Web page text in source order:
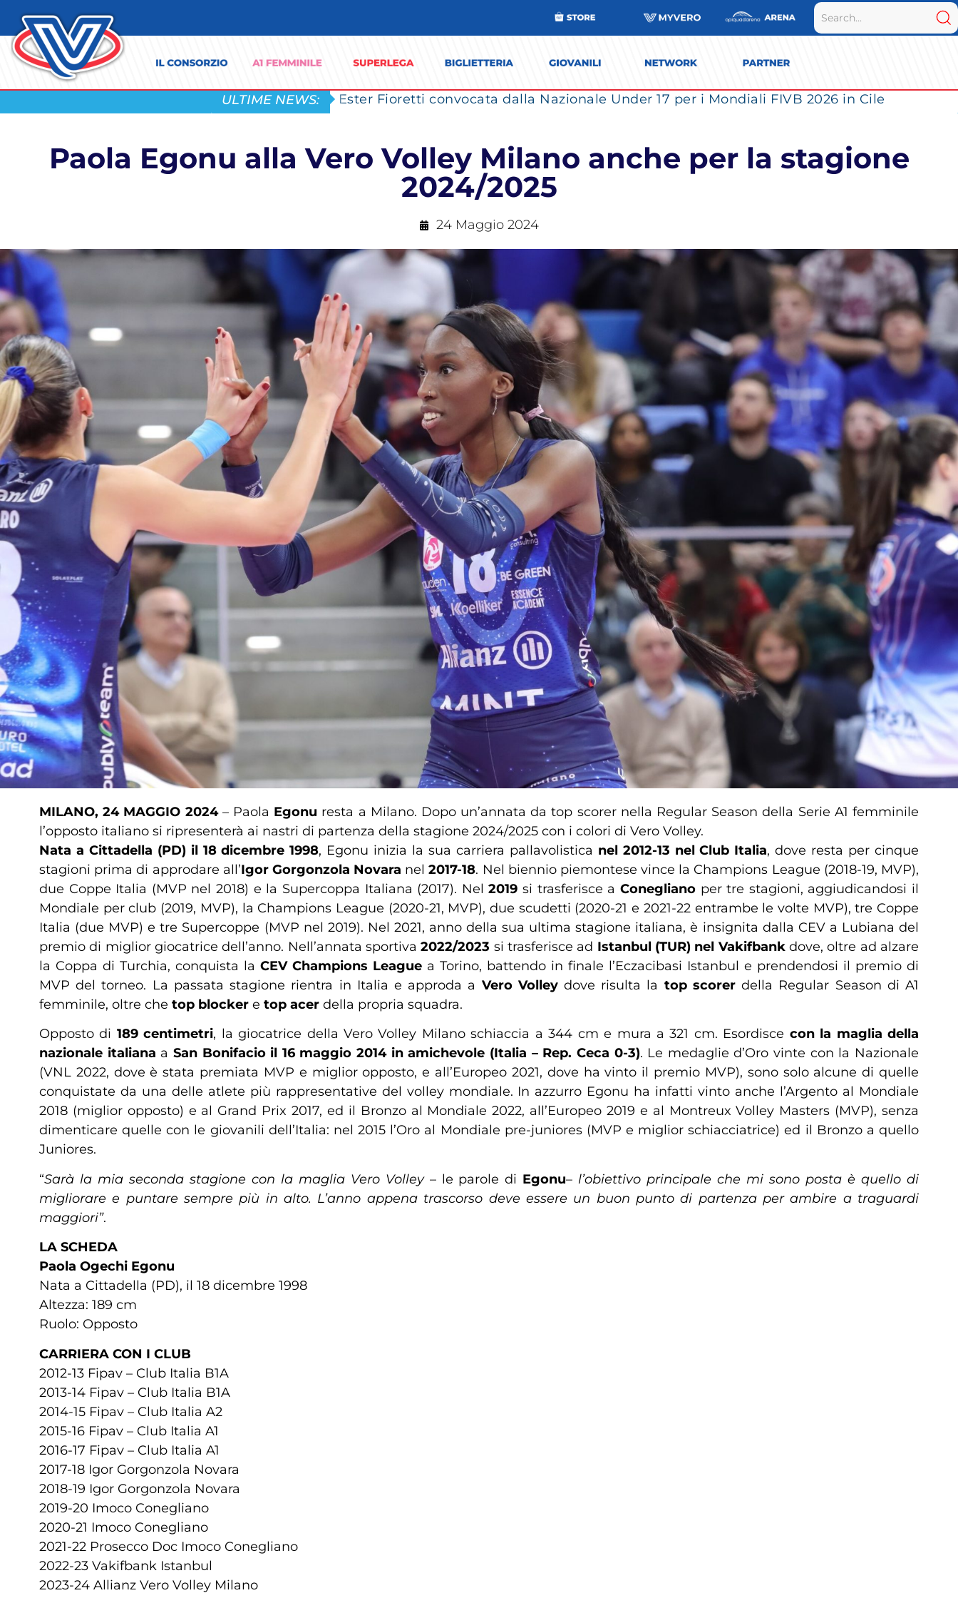
ULTIME NEWS: Ester Fioretti convocata dalla Nazionale Under 17 per i Mondiali FIVB 2026 in Cile
Paola Egonu alla Vero Volley Milano anche per la stagione
2024/2025
24 Maggio 2024
MILANO, 24 MAGGIO 2024 – Paola Egonu resta a Milano. Dopo un’annata da top scorer nella Regular Season della Serie A1 femminile
l’opposto italiano si ripresenterà ai nastri di partenza della stagione 2024/2025 con i colori di Vero Volley.
Nata a Cittadella (PD) il 18 dicembre 1998, Egonu inizia la sua carriera pallavolistica nel 2012-13 nel Club Italia, dove resta per cinque
stagioni prima di approdare all’Igor Gorgonzola Novara nel2017-18. Nel biennio piemontese vince la Champions League (2018-19, MVP),
due Coppe Italia (MVP nel 2018) e la Supercoppa Italiana (2017). Nel2019 si trasferisce a Coneglianoper tre stagioni, aggiudicandosi il
Mondiale per club (2019, MVP), la Champions League (2020-21, MVP), due scudetti (2020-21 e 2021-22 entrambe le volte MVP), tre Coppe
Italia (due MVP) e tre Supercoppe (MVP nel 2019). Nel 2021, anno della sua ultima stagione italiana, è insignita dalla CEV a Lubiana del
premio di miglior giocatrice dell’anno. Nell’annata sportiva2022/2023 si trasferisce ad Istanbul (TUR) nel Vakifbankdove, oltre ad alzare
la Coppa di Turchia, conquista la CEV Champions League a Torino, battendo in finale l’Eczacibasi Istanbul e prendendosi il premio di
MVP del torneo. La passata stagione rientra in Italia e approda a Vero Volleydove risulta la top scorerdella Regular Season di A1
femminile, oltre che top blocker e top acer della propria squadra.
Opposto di 189 centimetri, la giocatrice della Vero Volley Milano schiaccia a 344 cm e mura a 321 cm. Esordisce con la maglia della
nazionale italiana a San Bonifacio il 16 maggio 2014 in amichevole (Italia – Rep. Ceca 0-3). Le medaglie d’Oro vinte con la Nazionale
(VNL 2022, dove è stata premiata MVP e miglior opposto, e all’Europeo 2021, dove ha vinto il premio MVP), sono solo alcune di quelle
conquistate da una delle atlete più rappresentative del volley mondiale. In azzurro Egonu ha infatti vinto anche l’Argento al Mondiale
2018 (miglior opposto) e al Grand Prix 2017, ed il Bronzo al Mondiale 2022, all’Europeo 2019 e al Montreux Volley Masters (MVP), senza
dimenticare quelle con le giovanili dell’Italia: nel 2015 l’Oro al Mondiale pre-juniores (MVP e miglior schiacciatrice) ed il Bronzo a quello
Juniores.
“Sarà la mia seconda stagione con la maglia Vero Volley – le parole di Egonu– l’obiettivo principale che mi sono posta è quello di
migliorare e puntare sempre più in alto. L’anno appena trascorso deve essere un buon punto di partenza per ambire a traguardi
maggiori”.
LA SCHEDA
Paola Ogechi Egonu
Nata a Cittadella (PD), il 18 dicembre 1998
Altezza: 189 cm
Ruolo: Opposto
CARRIERA CON I CLUB
2012-13 Fipav – Club Italia B1A
2013-14 Fipav – Club Italia B1A
2014-15 Fipav – Club Italia A2
2015-16 Fipav – Club Italia A1
2016-17 Fipav – Club Italia A1
2017-18 Igor Gorgonzola Novara
2018-19 Igor Gorgonzola Novara
2019-20 Imoco Conegliano
2020-21 Imoco Conegliano
2021-22 Prosecco Doc Imoco Conegliano
2022-23 Vakifbank Istanbul
2023-24 Allianz Vero Volley Milano